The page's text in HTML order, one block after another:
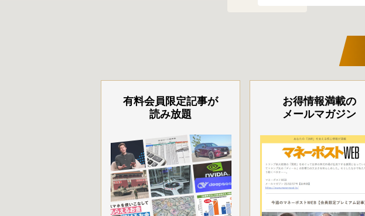
有料会員限定記事が
読み放題
お得情報満載の
メールマガジン